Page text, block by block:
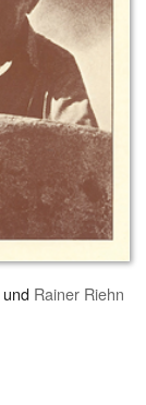
und Rainer Riehn